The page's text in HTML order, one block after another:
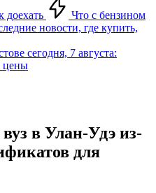
доехать
Что с бензином
новости, где купить,
сегодня, 7 августа:
цены
в Улан-Удэ из-
для